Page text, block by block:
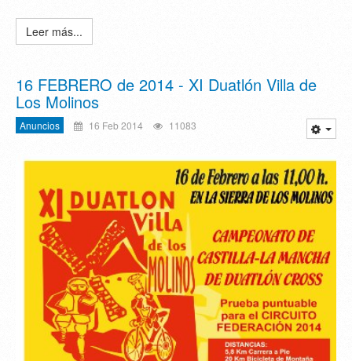
Leer más...
16 FEBRERO de 2014 - XI Duatlón Villa de
Los Molinos
Anuncios 16 Feb 2014 11083